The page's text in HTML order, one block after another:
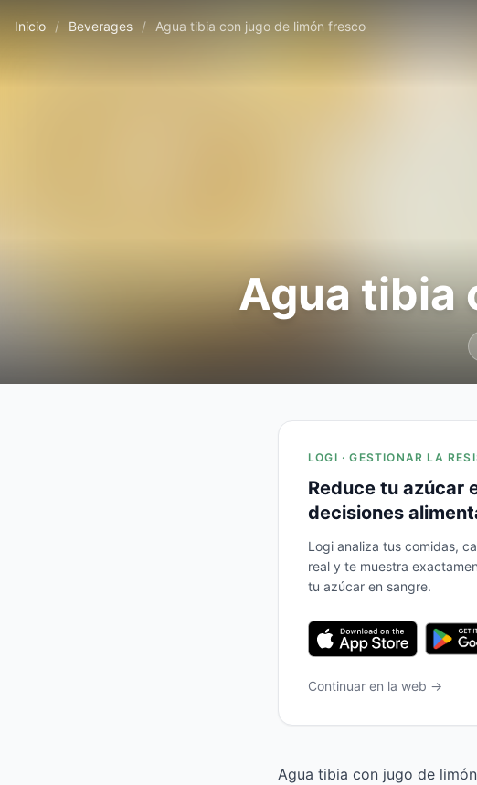
Inicio / Beverages / Agua tibia con jugo de limón fresco
Agua tibia
LOGI · GESTIONAR LA
Reduce tu azúcar
decisiones
Logi analiza tus comidas,
real y te muestra
tu azúcar en sangre.
Continuar en la web →
Agua tibia con jugo de